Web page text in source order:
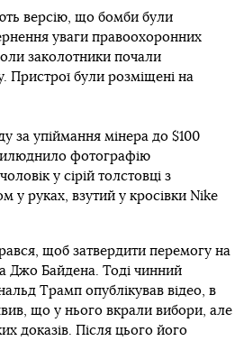
версію, що бомби були
уваги правоохоронних
заколотники почали
Пристрої були розміщені на
за упіймання мінера до $100
фотографію
у сірій толстовці з
у руках, взутий у кросівки Nike
щоб затвердити перемогу на
Джо Байдена. Тоді чинний
Трамп опублікував відео, в
що у нього вкрали вибори, але
доказів. Після цього його